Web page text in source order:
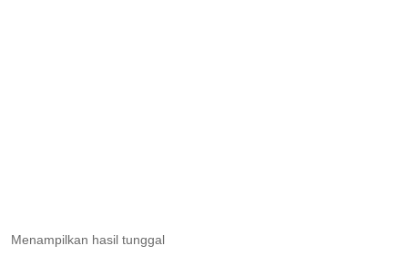
Menampilkan hasil tunggal